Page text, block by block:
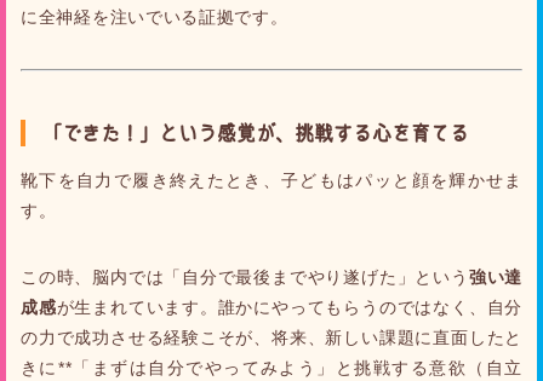
に全神経を注いでいる証拠です。
「できた！」という感覚が、挑戦する心を育てる
靴下を自力で履き終えたとき、子どもはパッと顔を輝かせま
す。
この時、脳内では「自分で最後までやり遂げた」という 強い達
成感が生まれています。誰かにやってもらうのではなく、自分
の力で成功させる経験こそが、将来、新しい課題に直面したと
きに**「まずは自分でやってみよう」と挑戦する意欲（自立